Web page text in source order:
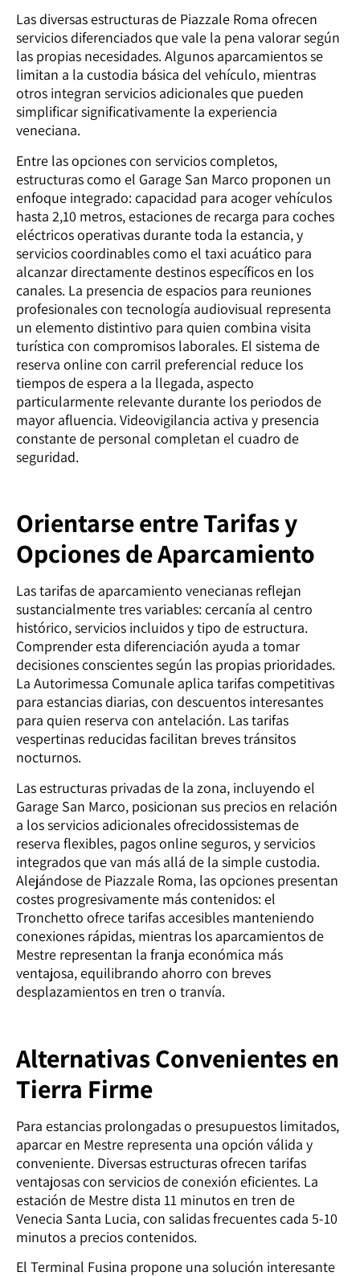
Las diversas estructuras de Piazzale Roma ofrecen
servicios diferenciados que vale la pena valorar según
las propias necesidades. Algunos aparcamientos se
limitan a la custodia básica del vehículo, mientras
otros integran servicios adicionales que pueden
simplificar significativamente la experiencia
veneciana.
Entre las opciones con servicios completos,
estructuras como el Garage San Marco proponen un
enfoque integrado: capacidad para acoger vehículos
hasta 2,10 metros, estaciones de recarga para coches
eléctricos operativas durante toda la estancia, y
servicios coordinables como el taxi acuático para
alcanzar directamente destinos específicos en los
canales. La presencia de espacios para reuniones
profesionales con tecnología audiovisual representa
un elemento distintivo para quien combina visita
turística con compromisos laborales. El sistema de
reserva online con carril preferencial reduce los
tiempos de espera a la llegada, aspecto
particularmente relevante durante los periodos de
mayor afluencia. Videovigilancia activa y presencia
constante de personal completan el cuadro de
seguridad.
Orientarse entre Tarifas y
Opciones de Aparcamiento
Las tarifas de aparcamiento venecianas reflejan
sustancialmente tres variables: cercanía al centro
histórico, servicios incluidos y tipo de estructura.
Comprender esta diferenciación ayuda a tomar
decisiones conscientes según las propias prioridades.
La Autorimessa Comunale aplica tarifas competitivas
para estancias diarias, con descuentos interesantes
para quien reserva con antelación. Las tarifas
vespertinas reducidas facilitan breves tránsitos
nocturnos.
Las estructuras privadas de la zona, incluyendo el
Garage San Marco, posicionan sus precios en relación
a los servicios adicionales ofrecidossistemas de
reserva flexibles, pagos online seguros, y servicios
integrados que van más allá de la simple custodia.
Alejándose de Piazzale Roma, las opciones presentan
costes progresivamente más contenidos: el
Tronchetto ofrece tarifas accesibles manteniendo
conexiones rápidas, mientras los aparcamientos de
Mestre representan la franja económica más
ventajosa, equilibrando ahorro con breves
desplazamientos en tren o tranvía.
Alternativas Convenientes en
Tierra Firme
Para estancias prolongadas o presupuestos limitados,
aparcar en Mestre representa una opción válida y
conveniente. Diversas estructuras ofrecen tarifas
ventajosas con servicios de conexión eficientes. La
estación de Mestre dista 11 minutos en tren de
Venecia Santa Lucia, con salidas frecuentes cada 5-10
minutos a precios contenidos.
El Terminal Fusina propone una solución interesante